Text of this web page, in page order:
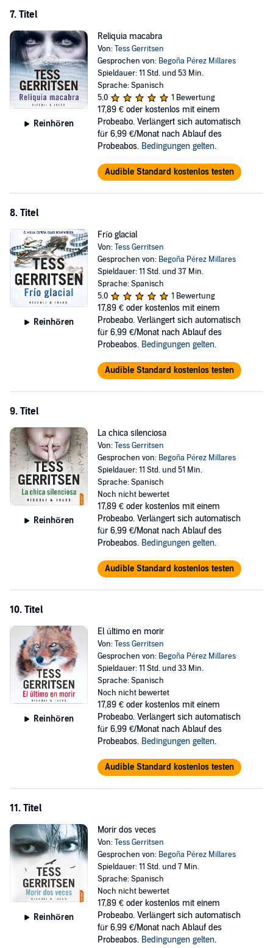
7. Titel
Reinhören
Reliquia macabra
Von:Tess Gerritsen
Gesprochen von: Begoña Pérez Millares
Spieldauer: 11 Std. und 53 Min.
Sprache: Spanisch
5,0
1 Bewertung
17,89 € oder kostenlos mit einem
Probeabo. Verlängert sich automatisch
für 6,99 €/Monat nach Ablauf des
Probeabos. Bedingungen gelten.
Audible Standard kostenlos testen
8. Titel
Reinhören
Frío glacial
Von:Tess Gerritsen
Gesprochen von: Begoña Pérez Millares
Spieldauer: 11 Std. und 37 Min.
Sprache: Spanisch
5,0
1 Bewertung
17,89 € oder kostenlos mit einem
Probeabo. Verlängert sich automatisch
für 6,99 €/Monat nach Ablauf des
Probeabos. Bedingungen gelten.
Audible Standard kostenlos testen
9. Titel
Reinhören
La chica silenciosa
Von:Tess Gerritsen
Gesprochen von: Begoña Pérez Millares
Spieldauer: 11 Std. und 51 Min.
Sprache: Spanisch
Noch nicht bewertet
17,89 € oder kostenlos mit einem
Probeabo. Verlängert sich automatisch
für 6,99 €/Monat nach Ablauf des
Probeabos. Bedingungen gelten.
Audible Standard kostenlos testen
10. Titel
Reinhören
El último en morir
Von:Tess Gerritsen
Gesprochen von: Begoña Pérez Millares
Spieldauer: 11 Std. und 33 Min.
Sprache: Spanisch
Noch nicht bewertet
17,89 € oder kostenlos mit einem
Probeabo. Verlängert sich automatisch
für 6,99 €/Monat nach Ablauf des
Probeabos. Bedingungen gelten.
Audible Standard kostenlos testen
11. Titel
Reinhören
Morir dos veces
Von:Tess Gerritsen
Gesprochen von: Begoña Pérez Millares
Spieldauer: 11 Std. und 7 Min.
Sprache: Spanisch
Noch nicht bewertet
17,89 € oder kostenlos mit einem
Probeabo. Verlängert sich automatisch
für 6,99 €/Monat nach Ablauf des
Probeabos. Bedingungen gelten.